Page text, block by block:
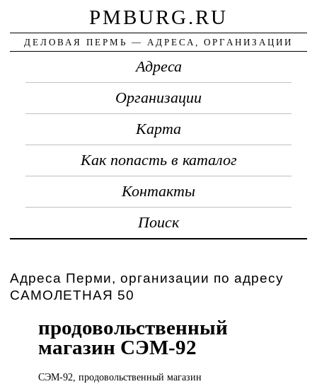
PMBURG.RU
ДЕЛОВАЯ ПЕРМЬ — АДРЕСА, ОРГАНИЗАЦИИ
Адреса
Организации
Карта
Как попасть в каталог
Контакты
Поиск
Адреса Перми, организации по адресу
САМОЛЕТНАЯ 50
продовольственный
магазин СЭМ-92
СЭМ-92, продовольственныймагазин